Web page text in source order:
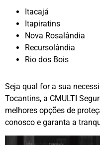
Itacajá
Itapiratins
Nova Rosalândia
Recursolândia
Rio dos Bois
Seja qual for a sua
Tocantins, a CMULTI
melhores opções de
conosco e garanta a